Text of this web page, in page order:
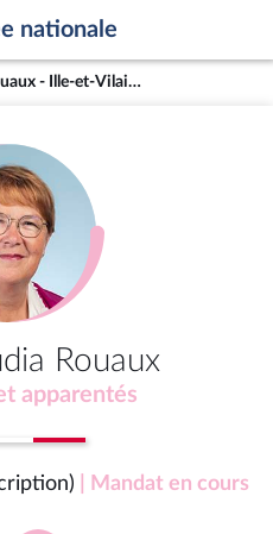
nationale
Mme Claudia Rouaux - Ille-et-Vilaine (3e circonscription)
Rouaux
apparentés
| Mandat en cours